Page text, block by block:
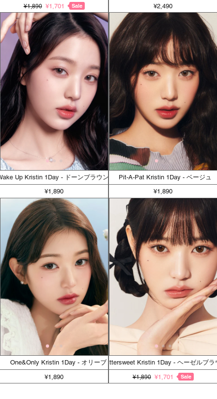
¥1,890 ¥1,701 Sale
¥2,490
Up Kristin 1Day - ドーンブラウン
¥1,890
Pit-A-Pat Kristin 1Day - ベージュ
¥1,890
One&Only Kristin 1Day - オリーブ
¥1,890
Bittersweet Kristin 1Day - ヘーゼルブラウ
¥1,890 ¥1,701 Sale